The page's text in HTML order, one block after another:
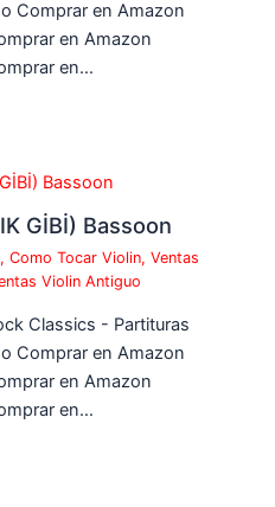
Comprar en Amazon
en Amazon
en…
GİBİ) Bassoon
,Como Tocar Violin,Ventas
Violin Antiguo
Classics - Partituras
Comprar en Amazon
en Amazon
en…